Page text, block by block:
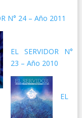
N° 24 – Año 2011
EL SERVIDOR N°
23 – Año 2010
EL